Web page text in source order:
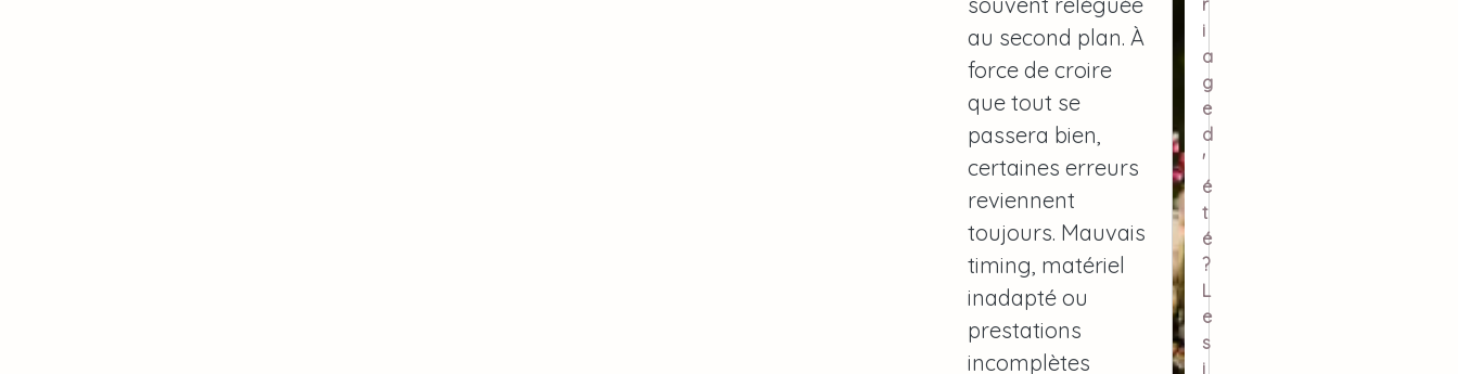
au second plan. À
force de croire
que tout se
passera bien,
certaines erreurs
reviennent
toujours. Mauvais
timing, matériel
inadapté ou
prestations
incomplètes
r
i
a
g
e
d
'
é
t
é
?
L
e
s
i